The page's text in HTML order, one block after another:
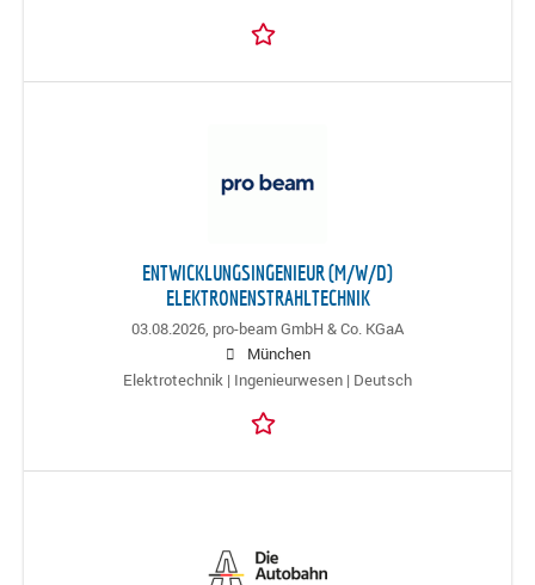
ENTWICKLUNGSINGENIEUR (M/W/D)
ELEKTRONENSTRAHLTECHNIK
03.08.2026, pro-beam GmbH & Co. KGaA
München
Elektrotechnik | Ingenieurwesen | Deutsch